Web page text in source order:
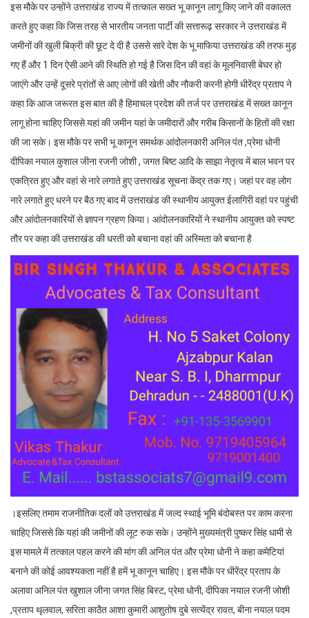
इस मौके पर उन्होंने उत्तराखंड राज्य में तत्काल सख्त भू कानून लागू किए जाने की वकालत
करते हुए कहा कि जिस तरह से भारतीय जनता पार्टी की सत्तारूढ़ सरकार ने उत्तराखंड में
जमीनों की खुली बिक्री की छूट दे दी है उससे सारे देश के भू माफिया उत्तराखंड की तरफ मुड़
गए हैं और 1 दिन ऐसी आने की स्थिति हो गई है जिस दिन की वहां के मूलनिवासी बेघर हो
जाएंगे और उन्हें दूसरे प्रांतों से आए लोगों की खेती और नौकरी करनी होगी धीरेंद्र प्रताप ने
कहा कि आज जरूरत इस बात की है हिमाचल प्रदेश की तर्ज पर उत्तराखंड में सख्त कानून
लागू होना चाहिए जिससे यहां की जमीन यहां के जमीदारों और गरीब किसानों के हितों की रक्षा
की जा सके। इस मौके पर सभी भू कानून समर्थक आंदोलनकारी अनिल पंत ,प्रेमा धोनी
दीपिका नयाल कुशाल जीना रजनी जोशी , जगत बिष्ट आदि के साझा नेतृत्व में बाल भवन पर
एकत्रित हुए और वहां से नारे लगाते हुए उत्तराखंड सूचना केंद्र तक गए। जहां पर वह लोग
नारे लगाते हुए धरने पर बैठ गए बाद में उत्तराखंड की स्थानीय आयुक्त ईलागिरी वहां पर पहुंची
और आंदोलनकारियों से ज्ञापन ग्रहण किया। आंदोलनकारियों ने स्थानीय आयुक्त को स्पष्ट
तौर पर कहा की उत्तराखंड की धरती को बचाना वहां की अस्मिता को बचाना है
।इसलिए तमाम राजनीतिक दलों को उत्तराखंड में जल्द स्थाई भूमि बंदोबस्त पर काम करना
चाहिए जिससे कि यहां की जमीनों की लूट रुक सके। उन्होंने मुख्यमंत्री पुष्कर सिंह धामी से
इस मामले में तत्काल पहल करने की मांग की अनिल पंत और प्रेमा धोनी ने कहा कमेटियां
बनाने की कोई आवश्यकता नहीं है हमें भू कानून चाहिए। इस मौके पर धीरेंद्र प्रताप के
अलावा अनिल पंत खुशाल जीना जगत सिंह बिस्ट, प्रेमा धोनी, दीपिका नयाल रजनी जोशी
,प्रताप थृलवाल, सरिता काठैत आशा कुमारी आशुतोष दुबे सत्येंद्र रावत, बीना नयाल पदम